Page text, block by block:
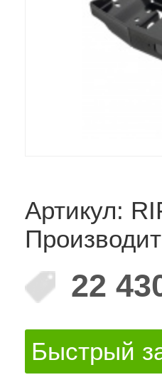
Артикул:
22
Быстрый